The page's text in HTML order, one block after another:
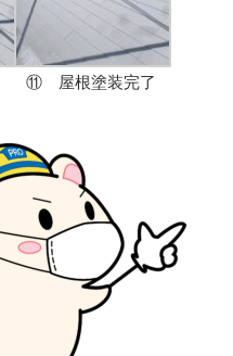
⑪ 屋根塗装完了